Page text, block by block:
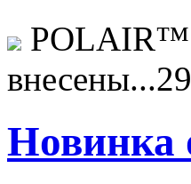
POLAIR™
внесены...
Новинка